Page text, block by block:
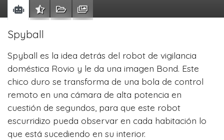
Spyball
Spyball es la idea detrás del robot de vigilancia
doméstica Rovio y le da una imagen Bond. Este
chico duro se transforma de una bola de control
remoto en una cámara de alta potencia en
cuestión de segundos, para que este robot
escurridizo pueda observar en cada habitación lo
que está sucediendo en su interior.